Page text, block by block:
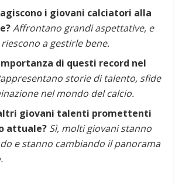
i giovani calciatori alla
Affrontano grandi aspettative, e
a gestirle bene.
di questi record nel
storie di talento, sfide
nel mondo del calcio.
giovani talenti promettenti
attuale? Sì, molti giovani stanno
e stanno cambiando il panorama